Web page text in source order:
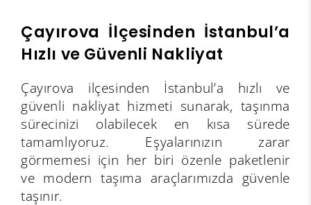
Çayırova İlçesinden İstanbul’a
Hızlı ve Güvenli Nakliyat
Çayırova ilçesinden İstanbul’a hızlı ve
güvenli nakliyat hizmeti sunarak, taşınma
sürecinizi olabilecek en kısa sürede
tamamlıyoruz. Eşyalarınızın zarar
görmemesi için her biri özenle paketlenir
ve modern taşıma araçlarımızda güvenle
taşınır.